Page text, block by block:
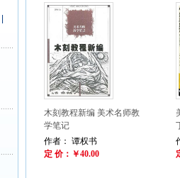
木刻教程新编 美术名师教
学笔记
作者： 谭权书
定 价：￥40.00